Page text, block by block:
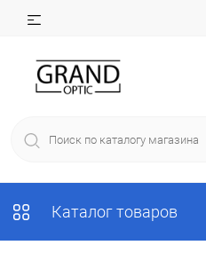
Каталог товаров